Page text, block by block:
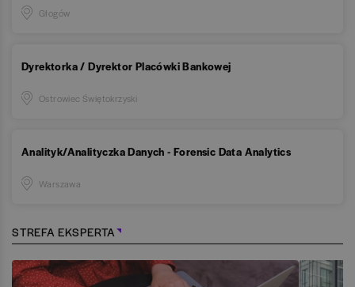
Głogów
Dyrektorka / Dyrektor Placówki Bankowej
Ostrowiec Świętokrzyski
Analityk/Analityczka Danych - Forensic Data Analytics
Warszawa
STREFA EKSPERTA